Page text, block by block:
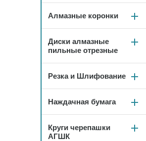
Алмазные коронки
Диски алмазные
пильные отрезные
Резка и Шлифование
Наждачная бумага
Круги черепашки
АГШК